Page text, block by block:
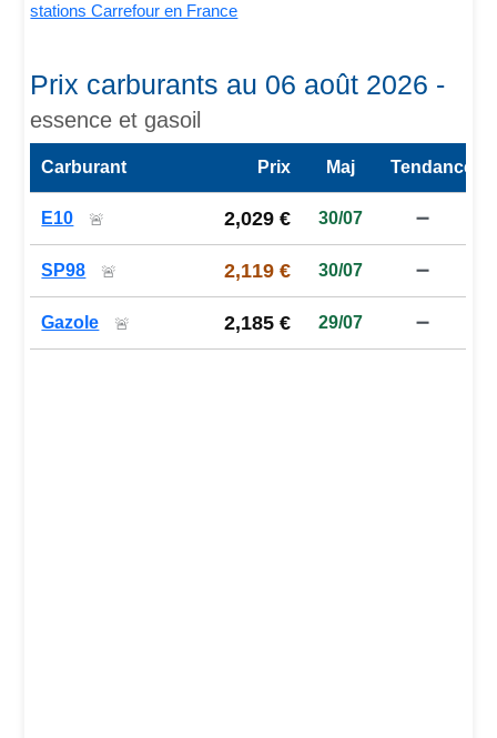
stations Carrefour en France
Prix carburants au 06 août 2026 -
essence et gasoil
Carburant Prix Maj Tendance
E10 🚨 2,029 € 30/07 ➖
SP98 🚨 2,119 € 30/07 ➖
Gazole 🚨 2,185 € 29/07 ➖